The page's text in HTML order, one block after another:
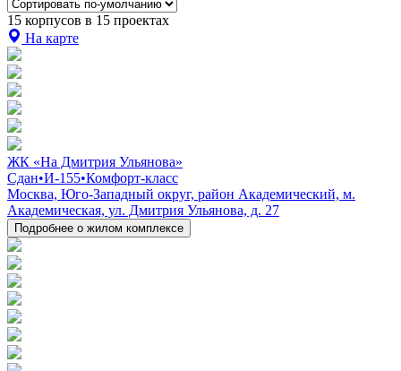
15 корпусов в 15 проектах
На карте
ЖК «На Дмитрия Ульянова»
Сдан•И-155•Комфорт-класс
Москва, Юго-Западный округ, район Академический, м.
Академическая, ул. Дмитрия Ульянова, д. 27
Подробнее о жилом комплексе